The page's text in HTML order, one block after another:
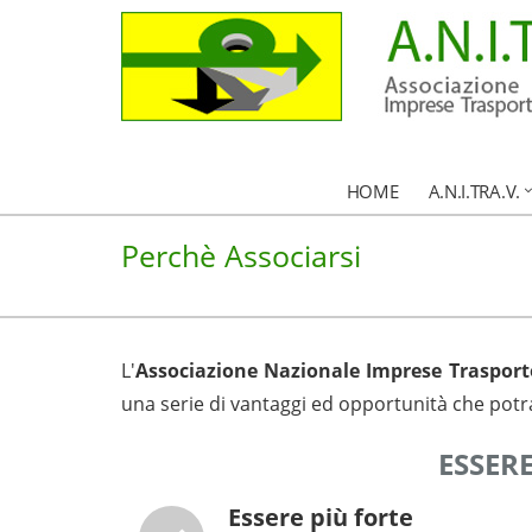
HOME A.N.I.TRA.V.
Perchè Associarsi
L'Associazione Nazionale Imprese
una serie di vantaggi ed opportunità che
Essere più forte